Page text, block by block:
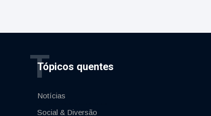
Tópicos quentes
T
Notícias
Social & Diversão